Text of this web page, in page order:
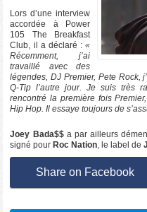
Lors d’une interview
accordée à Power
105 The Breakfast
Club, il a déclaré : «
Récemment, j’ai
travaillé avec des
légendes, DJ Premier, Pete Rock,
Q-Tip l’autre jour. Je suis très
rencontré la première fois
Hip Hop. Il essaye toujours de
Joey Bada$$a par ailleurs
signé pour Roc Nation, le label de
Share on Facebook